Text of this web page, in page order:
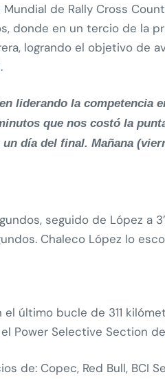
de Rally Cross
donde en un tercio de la
logrando el objetivo de
liderando la
que nos costó la
día del final. Mañana
seguido de López a
Chaleco López lo
último bucle de 311
Power Selective Section
Copec, Red Bull, BCI